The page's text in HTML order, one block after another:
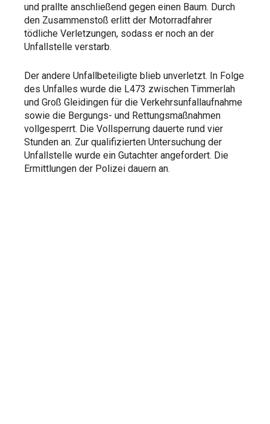
und prallte anschließend gegen einen Baum. Durch
den Zusammenstoß erlitt der Motorradfahrer
tödliche Verletzungen, sodass er noch an der
Unfallstelle verstarb.
Der andere Unfallbeteiligte blieb unverletzt. In Folge
des Unfalles wurde die L473 zwischen Timmerlah
und Groß Gleidingen für die Verkehrsunfallaufnahme
sowie die Bergungs- und Rettungsmaßnahmen
vollgesperrt. Die Vollsperrung dauerte rund vier
Stunden an. Zur qualifizierten Untersuchung der
Unfallstelle wurde ein Gutachter angefordert. Die
Ermittlungen der Polizei dauern an.